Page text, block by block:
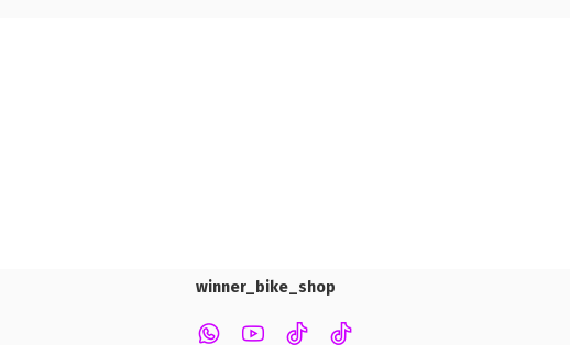
winner_bike_shop